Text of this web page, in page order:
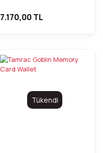
7.170,00 TL
Tükendi